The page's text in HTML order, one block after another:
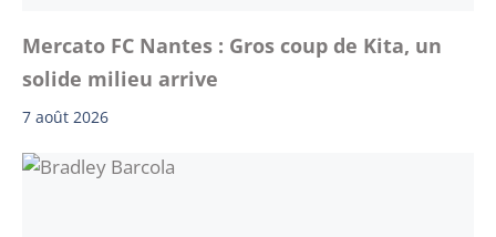
Mercato FC Nantes : Gros coup de Kita, un
solide milieu arrive
7 août 2026